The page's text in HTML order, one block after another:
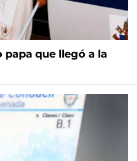
papa que llegó a la